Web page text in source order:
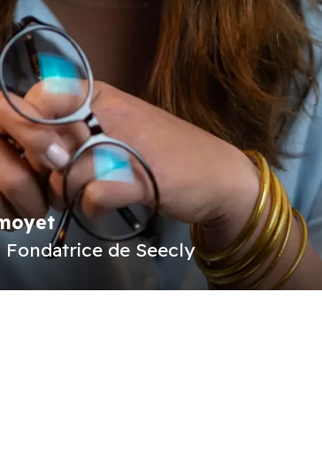
de Seecly